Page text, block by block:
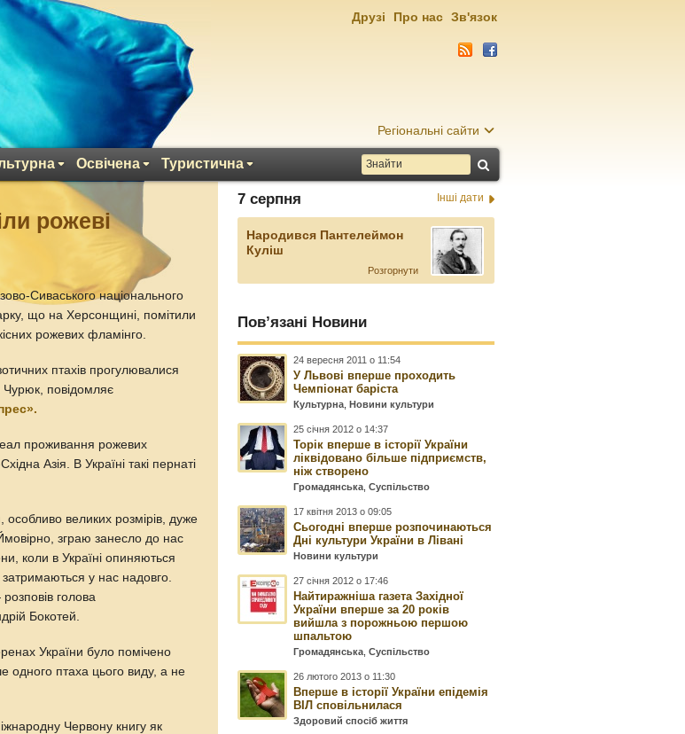
Регіональні сайти
Освічена Туристична
Друзі Про нас Зв'язок
рожеві
Сиваського національного
що на Херсонщині, помітили
рожевих фламінго.
птахів прогулювалися
Чурюк, повідомляє
проживання рожевих
Азія. В Україні такі пернаті
особливо великих розмірів, дуже
зграю занесло до нас
коли в Україні опиняються
у нас надовго.
голова
Бокотей.
України було помічено
одного птаха цього виду, а не
Червону книгу як
7 серпня Інші дати
Народився Пантелеймон
Куліш
Розгорнути
Пов’язані Новини
24 вересня 2011 о 11:54
У Львові вперше проходить
Чемпіонат баріста
Культурна ,Новини культури
25 січня 2012 о 14:37
Торік вперше в історії України
ліквідовано більше підприємств,
ніж створено
Громадянська ,Суспільство
17 квітня 2013 о 09:05
Сьогодні вперше розпочинаються
Дні культури України в Лівані
Новини культури
27 січня 2012 о 17:46
Найтиражніша газета Західної
України вперше за 20 років
вийшла з порожньою першою
шпальтою
Громадянська ,Суспільство
26 лютого 2013 о 11:30
Вперше в історії України епідемія
ВІЛ сповільнилася
Здоровий спосіб життя